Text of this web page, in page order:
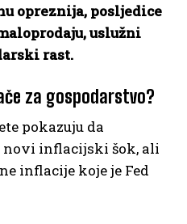
opreznija, posljedice
uslužni
rast.
za gospodarstvo?
pokazuju da
novi inflacijski šok, ali
inflacije koje je Fed